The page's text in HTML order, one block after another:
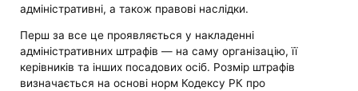
адміністративні, а також правові наслідки.
Перш за все це проявляється у накладенні
адміністративних штрафів — на саму організацію, її
керівників та інших посадових осіб. Розмір штрафів
визначається на основі норм Кодексу РК про